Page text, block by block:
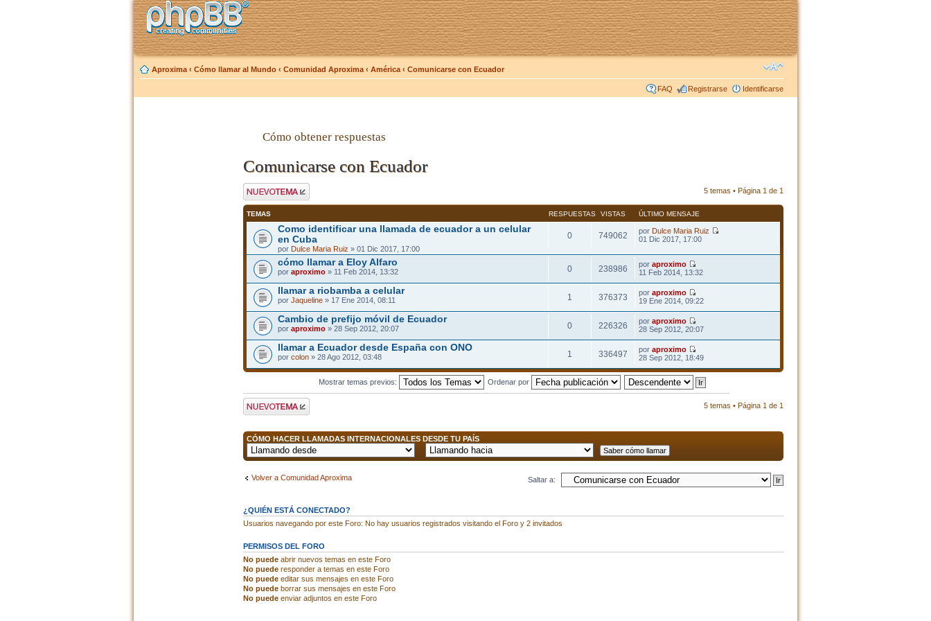
Aproxima ‹ Cómo llamar al Mundo ‹ Comunidad Aproxima ‹ América ‹ Comunicarse con Ecuador
FAQ Registrarse Identificarse
Cómo obtener respuestas
Comunicarse con Ecuador
Publicar un nuevo
tema
5 temas • Página 1 de 1
TEMAS RESPUESTAS VISTAS ÚLTIMO MENSAJE
Como identificar una llamada de ecuador a un celular
en Cuba
por Dulce Maria Ruiz » 01 Dic 2017, 17:00
0 749062 por Dulce Maria Ruiz
01 Dic 2017, 17:00
cómo llamar a Eloy Alfaro
por aproximo» 11 Feb 2014, 13:32 0 238986 poraproximo
11 Feb 2014, 13:32
llamar a riobamba a celular
por Jaqueline» 17 Ene 2014, 08:11 1 376373 poraproximo
19 Ene 2014, 09:22
Cambio de prefijo móvil de Ecuador
por aproximo» 28 Sep 2012, 20:07 0 226326 poraproximo
28 Sep 2012, 20:07
llamar a Ecuador desde España con ONO
por colon» 28 Ago 2012, 03:48 1 336497 poraproximo
28 Sep 2012, 18:49
Mostrar temas previos: Ordenar por
Publicar un nuevo
tema
5 temas • Página 1 de 1
CÓMO HACER LLAMADAS INTERNACIONALES DESDE TU PAÍS
Volver a Comunidad Aproxima Saltar a:
¿QUIÉN ESTÁ CONECTADO?
Usuarios navegando por este Foro: No hay usuarios registrados visitando el Foro y 2 invitados
PERMISOS DEL FORO
No puedeabrir nuevos temas en este Foro
No puederesponder a temas en este Foro
No puedeeditar sus mensajes en este Foro
No puedeborrar sus mensajes en este Foro
No puedeenviar adjuntos en este Foro